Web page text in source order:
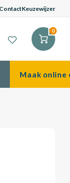
Keuzewijzer
0
Maak online